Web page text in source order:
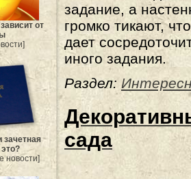
от
зачетная
новости]
задание, а
громко тикают,
дает
иного задания.
Раздел:
сада